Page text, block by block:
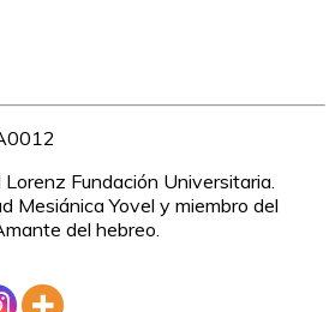
Fundación Universitaria.
Mesiánica Yovel y miembro del
del hebreo.